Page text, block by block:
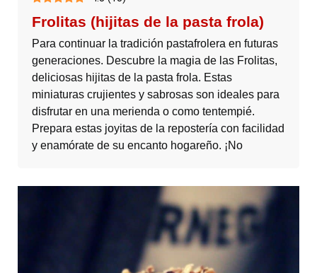
Frolitas (hijitas de la pasta frola)
Para continuar la tradición pastafrolera en futuras
generaciones. Descubre la magia de las Frolitas,
deliciosas hijitas de la pasta frola. Estas
miniaturas crujientes y sabrosas son ideales para
disfrutar en una merienda o como tentempié.
Prepara estas joyitas de la repostería con facilidad
y enamórate de su encanto hogareño. ¡No